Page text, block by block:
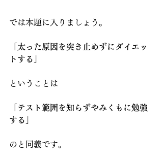
では本題に入りましょう。
「太った原因を突き止めずにダイエッ
トする」
ということは
「テスト範囲を知らずやみくもに勉強
する」
のと同義です。